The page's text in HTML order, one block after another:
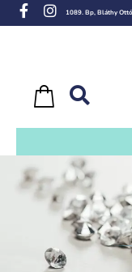
1089. Bp, Bláthy